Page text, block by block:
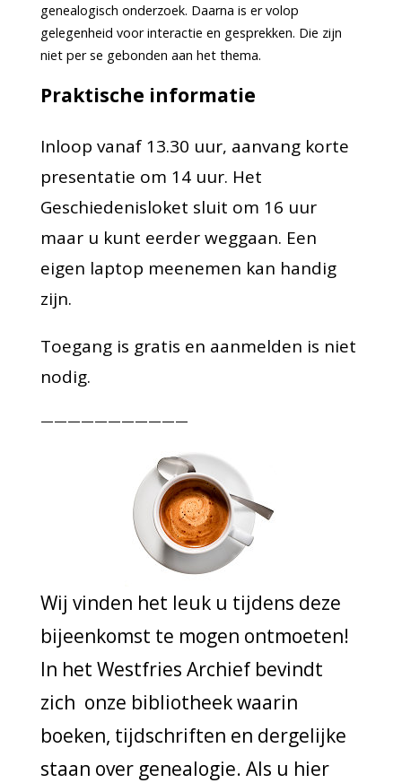
genealogisch onderzoek. Daarna is er volop
gelegenheid voor interactie en gesprekken. Die zijn
niet per se gebonden aan het thema.
Praktische informatie
Inloop vanaf 13.30 uur, aanvang korte
presentatie om 14 uur. Het
Geschiedenisloket sluit om 16 uur
maar u kunt eerder weggaan. Een
eigen laptop meenemen kan handig
zijn.
Toegang is gratis en aanmelden is niet
nodig.
———————————
Wij vinden het leuk u tijdens deze
bijeenkomst te mogen ontmoeten!
In het Westfries Archief bevindt
zich onze bibliotheek waarin
boeken, tijdschriften en dergelijke
staan over genealogie. Als u hier